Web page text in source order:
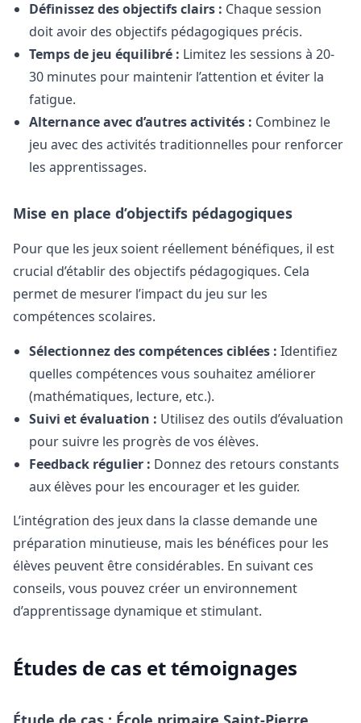
Définissez des objectifs clairs : Chaque session
doit avoir des objectifs pédagogiques précis.
Temps de jeu équilibré : Limitez les sessions à 20-
30 minutes pour maintenir l’attention et éviter la
fatigue.
Alternance avec d’autres activités : Combinez le
jeu avec des activités traditionnelles pour renforcer
les apprentissages.
Mise en place d’objectifs pédagogiques
Pour que les jeux soient réellement bénéfiques, il est
crucial d’établir des objectifs pédagogiques. Cela
permet de mesurer l’impact du jeu sur les
compétences scolaires.
Sélectionnez des compétences ciblées : Identifiez
quelles compétences vous souhaitez améliorer
(mathématiques, lecture, etc.).
Suivi et évaluation : Utilisez des outils d’évaluation
pour suivre les progrès de vos élèves.
Feedback régulier : Donnez des retours constants
aux élèves pour les encourager et les guider.
L’intégration des jeux dans la classe demande une
préparation minutieuse, mais les bénéfices pour les
élèves peuvent être considérables. En suivant ces
conseils, vous pouvez créer un environnement
d’apprentissage dynamique et stimulant.
Études de cas et témoignages